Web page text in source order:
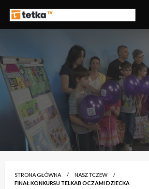
treściTv Tetka Tczew
Tetka Tczew – Twoja lokalna telewizja!
STRONA GŁÓWNA
NASZ TCZEW
FINAŁ KONKURSU TELKAB OCZAMI DZIECKA